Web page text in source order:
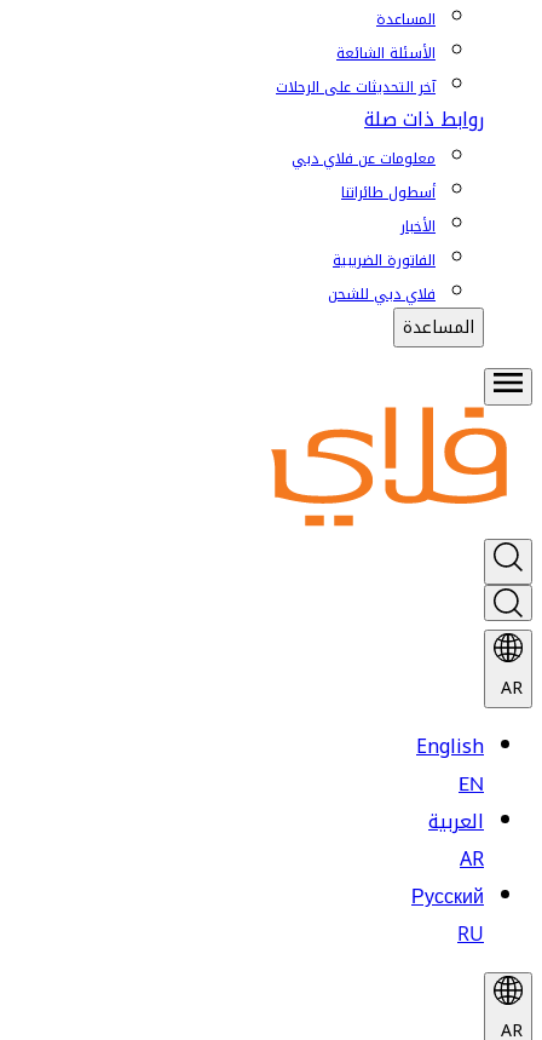
المساعدة
الأسئلة الشائعة
آخر التحديثات على الرحلات
روابط ذات صلة
معلومات عن فلاي دبي
أسطول طائراتنا
الأخبار
الفاتورة الضريبية
فلاي دبي للشحن
المساعدة
AR
English
EN
العربية
AR
Русский
RU
AR